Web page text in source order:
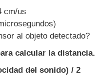
cm/us
al objeto detectado?
calcular la distancia.
del sonido) / 2